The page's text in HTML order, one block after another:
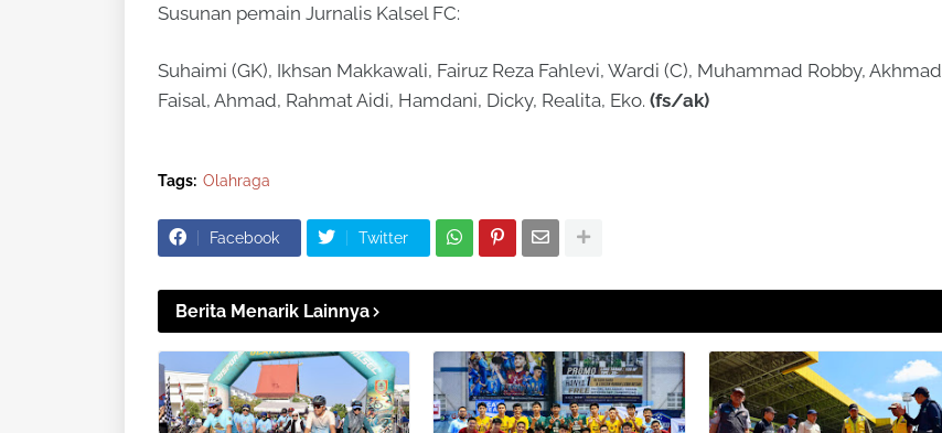
Susunan pemain Jurnalis Kalsel FC:
Suhaimi (GK), Ikhsan Makkawali, Fairuz Reza Fahlevi, Wardi (C), Muhammad Robby, Akhmad
Faisal, Ahmad, Rahmat Aidi, Hamdani, Dicky, Realita, Eko. (fs/ak)
Tags: Olahraga
Facebook Twitter
Berita Menarik Lainnya